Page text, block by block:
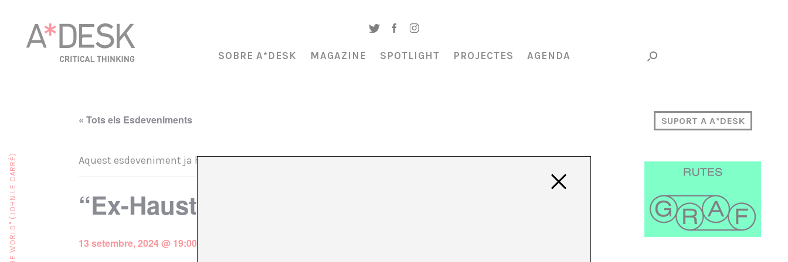
SOBRE A*DESK MAGAZINE SPOTLIGHT PROJECTES AGENDA
« Tots els Esdeveniments
Aquest esdeveniment ja ha passat.
“Ex-Haust”
13 setembre, 2024 @ 19:00
SUPORT A A*DESK